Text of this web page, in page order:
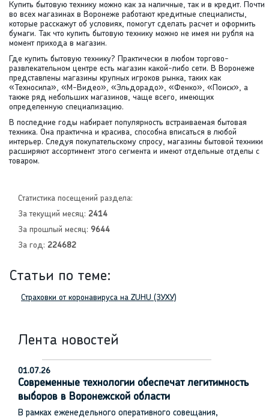
Купить бытовую технику можно как за наличные, так и в кредит. Почти
во всех магазинах в Воронеже работают кредитные специалисты,
которые расскажут об условиях, помогут сделать расчет и оформить
бумаги. Так что купить бытовую технику можно не имея ни рубля на
момент прихода в магазин.
Где купить бытовую технику? Практически в любом торгово-
развлекательном центре есть магазин какой-либо сети. В Воронеже
представлены магазины крупных игроков рынка, таких как
«Техносила», «М-Видео», «Эльдорадо», «Фенко», «Поиск», а
также ряд небольших магазинов, чаще всего, имеющих
определенную специализацию.
В последние годы набирает популярность встраиваемая бытовая
техника. Она практична и красива, способна вписаться в любой
интерьер. Следуя покупательскому спросу, магазины бытовой техники
расширяют ассортимент этого сегмента и имеют отдельные отделы с
товаром.
Статистика посещений раздела:
За текущий месяц: 2414
За прошлый месяц: 9644
За год: 224682
Статьи по теме:
Страховки от коронавируса на ZUHU (ЗУХУ)
Лента новостей
01.07.26
Современные технологии обеспечат легитимность
выборов в Воронежской области
В рамках еженедельного оперативного совещания,